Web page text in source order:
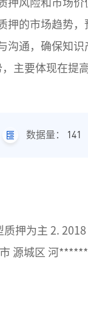
押风险和市场
押的市场趋势，
通，确保知识
主要体现在提
数据量： 141
押为主 2. 2018
源城区 河